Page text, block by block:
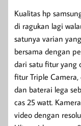
Kualitas hp
di ragukan lagi
satunya varian
bersama dengan
dari satu fitur yang
fitur Triple Camera,
dan baterai lega
cas 25 watt.
video dengan